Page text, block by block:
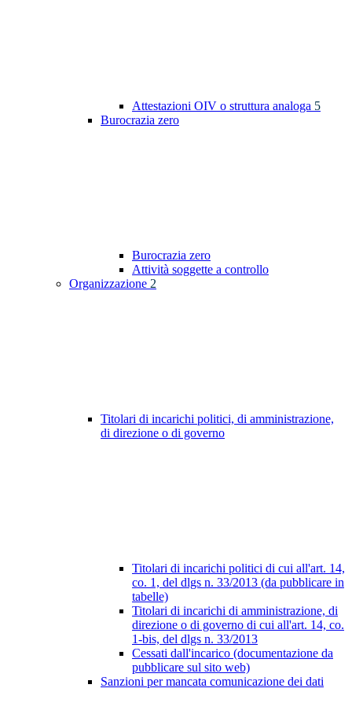
Attestazioni OIV o struttura analoga 5
Burocrazia zero
Burocrazia zero
Attività soggette a controllo
Organizzazione 2
Titolari di incarichi politici, di amministrazione,
di direzione o di governo
Titolari di incarichi politici di cui all'art. 14,
co. 1, del dlgs n. 33/2013 (da pubblicare in
tabelle)
Titolari di incarichi di amministrazione, di
direzione o di governo di cui all'art. 14, co.
1-bis, del dlgs n. 33/2013
Cessati dall'incarico (documentazione da
pubblicare sul sito web)
Sanzioni per mancata comunicazione dei dati